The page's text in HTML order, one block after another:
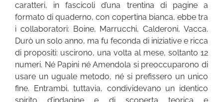
caratteri, in fascicoli d’una trentina di pagine a
formato di quaderno, con copertina bianca, ebbe tra
i collaboratori: Boine, Marrucchi, Calderoni, Vacca.
Durò un solo anno, ma fu feconda di iniziative e ricca
di propositi: uscirono, una volta al mese, soltanto 12
numeri. Né Papini né Amendola si preoccuparono di
usare un uguale metodo, né si prefissero un unico
fine. Entrambi, tuttavia, condividevano un identico